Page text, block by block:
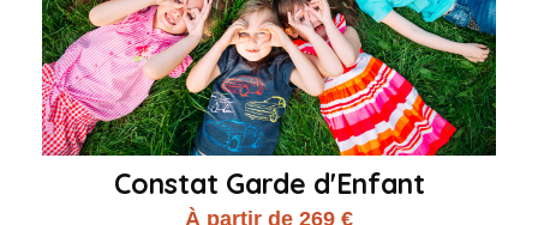
Constat Garde d'Enfant
À partir de 269 €